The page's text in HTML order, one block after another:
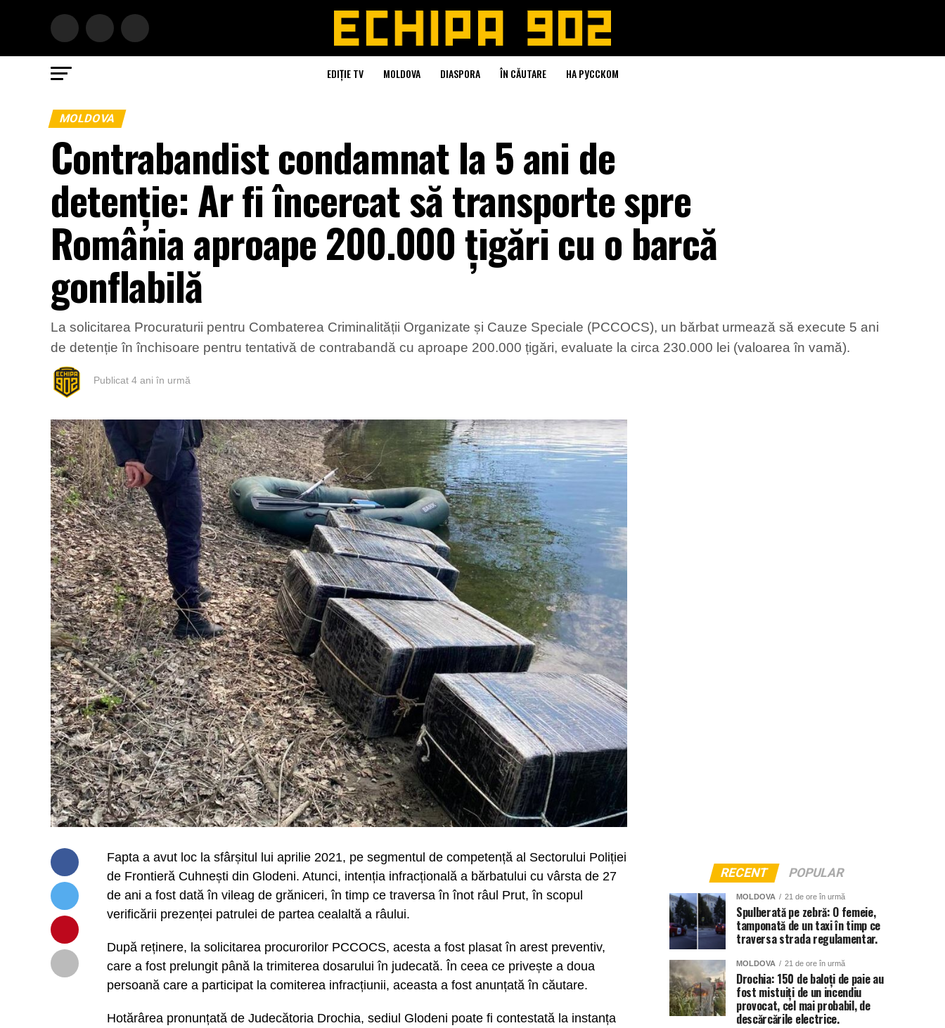
EDIȚIE TV MOLDOVA DIASPORA ÎN CĂUTARE НА РУССКОМ
MOLDOVA
Contrabandist condamnat la 5 ani de
detenție: Ar fi încercat să transporte spre
România aproape 200.000 țigări cu o barcă
gonflabilă
La solicitarea Procuraturii pentru Combaterea Criminalității Organizate și Cauze Speciale (PCCOCS), un bărbat urmează să execute 5 ani
de detenție în închisoare pentru tentativă de contrabandă cu aproape 200.000 țigări, evaluate la circa 230.000 lei (valoarea în vamă).
Publicat 4 ani în urmă
Fapta a avut loc la sfârșitul lui aprilie 2021, pe segmentul de competență al Sectorului Poliției
de Frontieră Cuhnești din Glodeni. Atunci, intenția infracțională a bărbatului cu vârsta de 27
de ani a fost dată în vileag de grăniceri, în timp ce traversa în înot râul Prut, în scopul
verificării prezenței patrulei de partea cealaltă a râului.
După reținere, la solicitarea procurorilor PCCOCS, acesta a fost plasat în arest preventiv,
care a fost prelungit până la trimiterea dosarului în judecată. În ceea ce privește a doua
persoană care a participat la comiterea infracțiunii, aceasta a fost anunțată în căutare.
Hotărârea pronunțată de Judecătoria Drochia, sediul Glodeni poate fi contestată la instanța
RECENT POPULAR
MOLDOVA 21 de ore în urmă
Spulberată pe zebră: O femeie,
tamponată de un taxi în timp ce
traversa strada regulamentar.
MOLDOVA 21 de ore în urmă
Drochia: 150 de baloți de paie au
fost mistuiți de un incendiu
provocat, cel mai probabil, de
descărcările electrice.